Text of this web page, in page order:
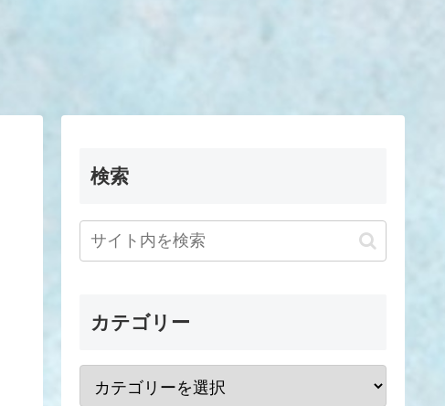
検索
カテゴリー